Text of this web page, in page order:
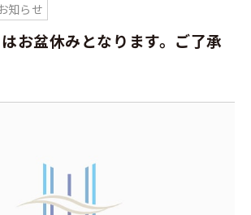
知らせ
お盆休みとなります。ご了承